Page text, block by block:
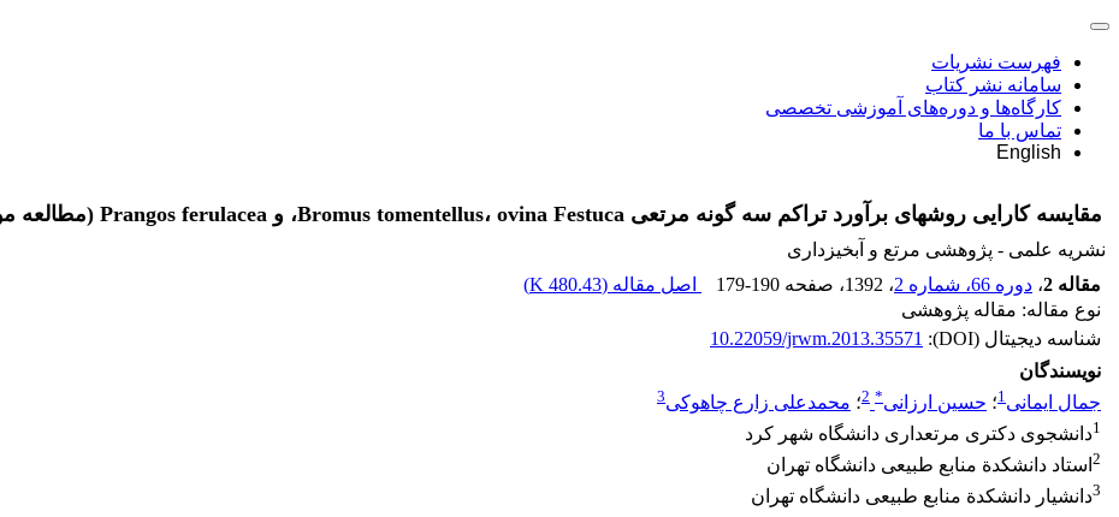
فهرست نشریات
سامانه نشر کتاب
کارگاه‌ها و دوره‌های آموزشی تخصصی
تماس با ما
English
مقایسه کارایی روش‏های برآورد تراکم سه گونه مرتعی Bromus tomentellus، ovina Festuca، و Prangos ferulacea (مطالعه موردی: مراتع سارال کردستان)
نشریه علمی - پژوهشی مرتع و آبخیزداری
مقاله 2
، دوره 66، شماره 2 ، 1392 ، صفحه 179-190 اصل مقاله (480.43 K
)
نوع مقاله: مقاله پژوهشی
شناسه دیجیتال (DOI):
10.22059/jrwm.2013.35571
نویسندگان
جمال ایمانی1؛ حسین ارزانی*
2؛ محمدعلی زارع چاهوکی3
1دانشجوی دکتری مرتعداری دانشگاه شهر کرد
2 استاد دانشکدة منابع طبیعی دانشگاه تهران
3دانشیار دانشکدة منابع طبیعی دانشگاه تهران